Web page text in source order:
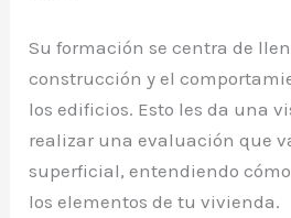
Su formación se centra de
construcción y el
los edificios. Esto les da una
realizar una evaluación que
superficial, entendiendo
los elementos de tu vivienda.